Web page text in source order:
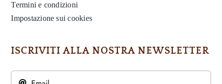
Termini e condizioni
Impostazione sui cookies
ISCRIVITI ALLA NOSTRA NEWSLETTER